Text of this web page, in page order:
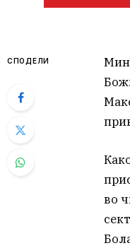
СПОДЕЛИ
во